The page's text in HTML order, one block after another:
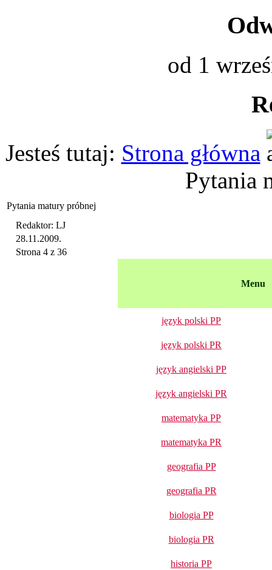
od 1
Jesteś tutaj: Strona główna
Pytania
Pytania matury próbnej
Redaktor: LJ
28.11.2009.
Strona 4 z 36
Menu
język polski PP
język polski PR
język angielski PP
język angielski PR
matematyka PP
matematyka PR
geografia PP
geografia PR
biologia PP
biologia PR
historia PP